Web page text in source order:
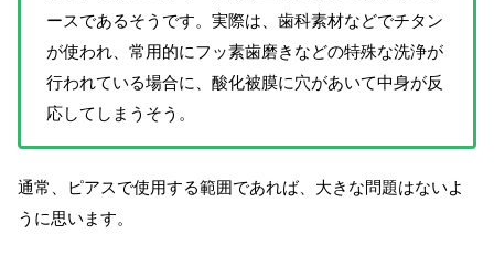
ースであるそうです。実際は、歯科素材などでチタン
が使われ、常用的にフッ素歯磨きなどの特殊な洗浄が
行われている場合に、酸化被膜に穴があいて中身が反
応してしまうそう。
通常、ピアスで使用する範囲であれば、大きな問題はないよ
うに思います。